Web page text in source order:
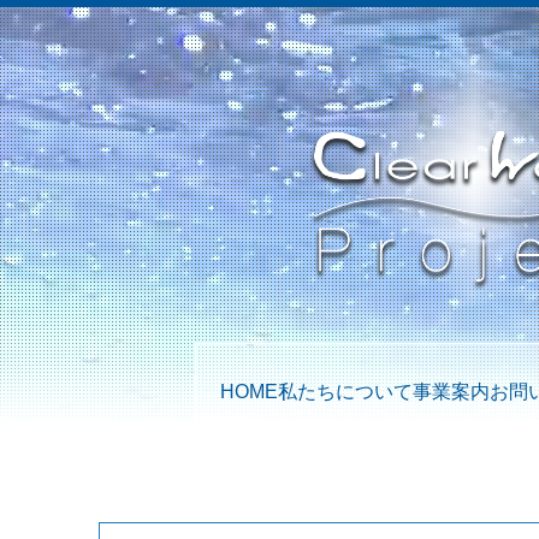
HOME私たちについて事業案内お問